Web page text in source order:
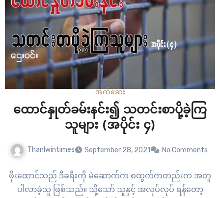
အက်ဆေး
ထောင်နှုတ်ခမ်းနင်း၍ သတင်းစာပို့ခဲ့ကြ
သူများ (အပိုင်း ၄)
Thanlwintimes September 28, 2021 No Comments
ဖိုးထောင်သည် ဒီခရီးကို မဲဆောက်က စထွက်ကတည်းက အတူ
ပါလာခဲ့သူ ဖြစ်သည်။ သို့သော် သူနှင့် အလုပ်လုပ် ရန်တော့